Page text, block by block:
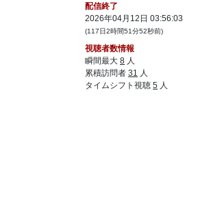
配信終了
2026年04月12日 03:56:03
(117日2時間51分52秒前)
視聴者数情報
瞬間最大 8 人
累積訪問者 31 人
タイムシフト視聴 5 人